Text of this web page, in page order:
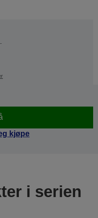
kjøpe
i serien